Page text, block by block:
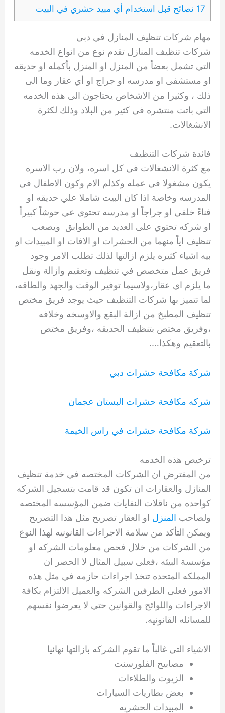
17 نصائح قبل استخدام أي مبيد حشري في البيت
مهام شركات تنظيف المنازل في دبي
شركات تنظيف المنازل تقدم نوع من انواع الخدمه
التي تشمل بعضاً من المنزل او المنزل بأكمله او حديقه
او مستشفى او مدرسه او جراج او أي عقار وما الى
ذلك ، وكثيرا من الاشخاص يحتاجون الى هذه الخدمه
التي باتت منتشره في كثير من البلاد وذلك لكثرة
الانشغالات.
فائدة شركات التنظيف
مع كثرة الانشغالات في كل اسره، ولان رب الاسره
يكون مشغولا في عمله وكذلم الام وكون الاطفال في
المدرسه وخاصة اذا كان البيت شاملا علي حديقه او
فناءً خلفي او جراجاً او مدرسه تحتوي عي حوشاً كبيراً
او شركه تحتوي على العديد من الطوابق ويصعب
تنظيف اياً منهما من الحشرات او الافات او المبيدات او
بيه اشياء كثيره يلزم ازالتها لذلك تطلب الامر وجود
فريق عمل متخصص في تنظيف وتعقيم وازالة ونقل
ما يلزم اي عقار،ولاسيما توفير الوقت والجهد والطاقه،
لما تتميز بها شركات التنظيف حيث يوجد فريق مختص
تنظيف المطبخ من ازالة البقع والاوسخه وخلافه
،وفريق مختص بتنظيف الحديقه ،وفريق مختص
بالتعقيم وهكذا….
شركة مكافحة حشرات دبي
شركه مكافحة حشرات البستان عجمان
شركة مكافحة حشرات في راس الخيمة
ترخيص هذه الخدمه
من المفترض ان الشركات المختصه في خدمة تنظيف
المنازل والعقارات ان تكون قد قامت بتسجيل الشركه
كواحده من ناقلات النفايات ضمن المؤسسه المختصه
ولصاحب المنزل او العقار تصريح مثل هذا التصريح
ويمكن التأكد من سلامة الاجراءات القانونيه لهذا النوع
من الشركات من خلال فحص معلومات الشركه او
مؤسسة البيئه ،فعلى سبيل المثال لا الحصر ان
المملكه المتحده تتخذ اجراءات حازمه في مثل هذه
الامور فعلى الطرفين الشركه والعميل الالتزام بكافة
الاجراءات واللوائح والقوانين حتي لا يعرضوا نفسهم
للمسائله القانونيه.
الاشياء التي غالباً ما تقوم الشركه بازالتها نهائيا
مصابيح الفلورسنت
الزيوت والطلاءات
بعض بطاريات السيارات
المبيدات الحشريه